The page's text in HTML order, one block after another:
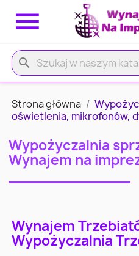

search
Strona główna
oświetlenia, mikrofonów,
Wypożyczalnia
Wynajem na
Wynajem
Wypożyczalnia